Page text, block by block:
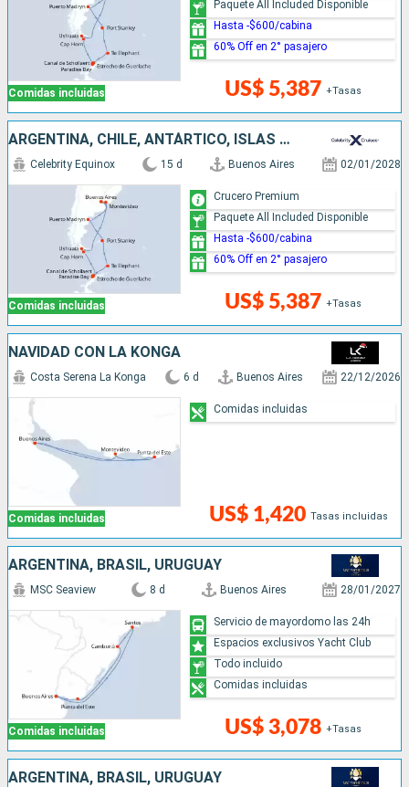
Comidas incluidas US$ 5,387 +Tasas
Paquete All Included Disponible
Hasta -$600/cabina
60% Off en 2° pasajero
ARGENTINA, CHILE, ANTÁRTICO, ISLAS MALVINAS, URUGUAY
Comidas incluidas
Celebrity Equinox 15 d Buenos Aires 02/01/2028
US$ 5,387 +Tasas
Crucero Premium
Paquete All Included Disponible
Hasta -$600/cabina
60% Off en 2° pasajero
NAVIDAD CON LA KONGA
Comidas incluidas
Costa Serena La Konga 6 d Buenos Aires 22/12/2026
US$ 1,420 Tasas incluidas
Comidas incluidas
ARGENTINA, BRASIL, URUGUAY
Comidas incluidas
MSC Seaview 8 d Buenos Aires 28/01/2027
US$ 3,078 +Tasas
Servicio de mayordomo las 24h
Espacios exclusivos Yacht Club
Todo incluido
Comidas incluidas
ARGENTINA, BRASIL, URUGUAY